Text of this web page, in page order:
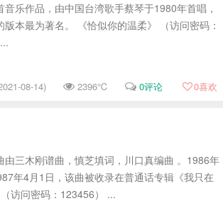
乐作品，由中国台湾歌手蔡琴于1980年首唱，
本最为著名。 《恰似你的温柔》 （访问密码：
08-14) 2396℃ 0评论 0喜欢
由三木刚谱曲，慎芝填词，川口真编曲 。1986年
年4月1日，该曲被收录在普通话专辑《我只在
访问密码：123456） ...